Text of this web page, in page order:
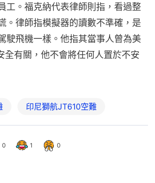
工。福克納代表律師則指，看過整
。律師指模擬器的讀數不準確，是
駛飛機一樣。他指其當事人曾為美
全有關，他不會將任何人置於不安
印尼獅航JT610空難
0 1 0